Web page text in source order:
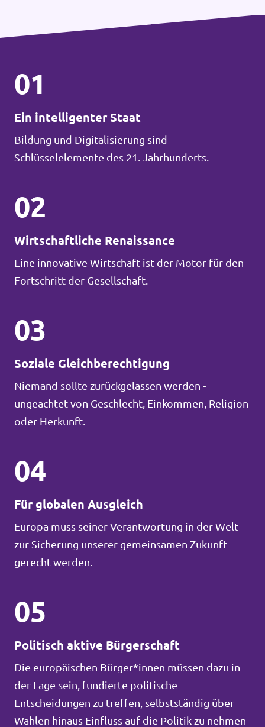
01
Ein intelligenter Staat
Bildung und Digitalisierung sind
Schlüsselelemente des 21. Jahrhunderts.
02
Wirtschaftliche Renaissance
Eine innovative Wirtschaft ist der Motor für den
Fortschritt der Gesellschaft.
03
Soziale Gleichberechtigung
Niemand sollte zurückgelassen werden -
ungeachtet von Geschlecht, Einkommen, Religion
oder Herkunft.
04
Für globalen Ausgleich
Europa muss seiner Verantwortung in der Welt
zur Sicherung unserer gemeinsamen Zukunft
gerecht werden.
05
Politisch aktive Bürgerschaft
Die europäischen Bürger*innen müssen dazu in
der Lage sein, fundierte politische
Entscheidungen zu treffen, selbstständig über
Wahlen hinaus Einfluss auf die Politik zu nehmen